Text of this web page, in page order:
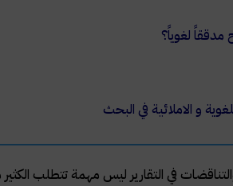
مدققاً لغوياً؟
و الاملائية في البحث
في التقارير ليس مهمة تتطلب